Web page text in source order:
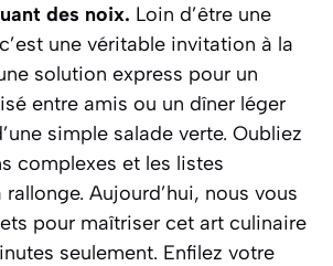
des noix. Loin d’être une
une véritable invitation à la
solution express pour un
entre amis ou un dîner léger
simple salade verte. Oubliez
complexes et les listes
Aujourd’hui, nous vous
pour maîtriser cet art culinaire
seulement. Enfilez votre